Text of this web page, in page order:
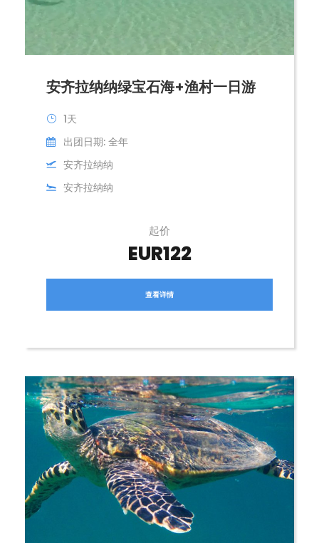
安齐拉纳纳绿宝石海+渔村一日游
1天
出团日期: 全年
安齐拉纳纳
安齐拉纳纳
起价
EUR122
查看详情